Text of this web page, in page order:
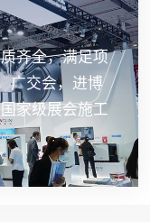
齐全，满足项
广交会，进博
家级展会施工